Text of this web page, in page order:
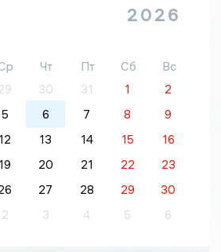
2026
Чт Пт Сб
Вс
30 31 1
2
5 6 7 8
9
12 13 14 15
16
19 20 21 22
23
27 28 29
30
2 3 4 5 6